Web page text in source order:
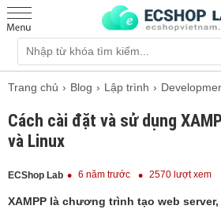
Trang chủ Blog Lập trình
Cách cài đặt và sử dụng
và Linux
ECShop Lab 6 năm trước 2570 lượt xem
XAMPP là chương trình tạo web